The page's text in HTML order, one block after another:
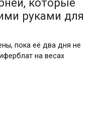
которые
руками для
пока её два дня не
на весах